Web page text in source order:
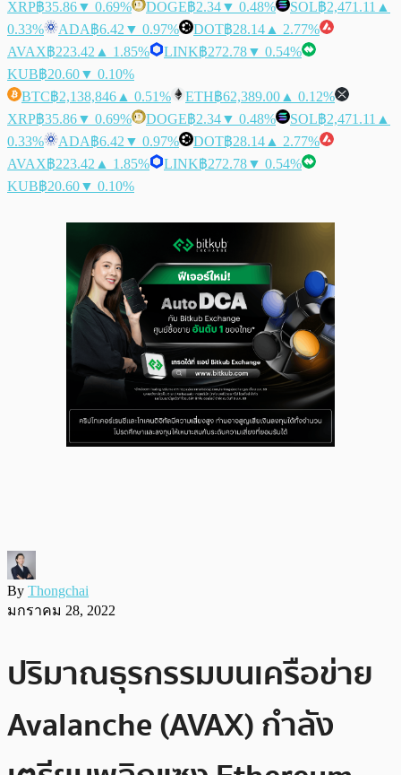
XRP฿35.86▼ 0.69% DOGE฿2.34▼ 0.48% SOL฿2,471.11 ▲
0.33%
ADA฿6.42 ▼ 0.97% DOT฿28.14 ▲ 2.77%
AVAX฿223.42 ▲ 1.85% LINK฿272.78▼ 0.54%
KUB฿20.60▼ 0.10%
BTC฿2,138,846 ▲ 0.51% ETH฿62,389.00 ▲ 0.12%
XRP฿35.86▼ 0.69% DOGE฿2.34▼ 0.48% SOL฿2,471.11 ▲
0.33%
ADA฿6.42 ▼ 0.97% DOT฿28.14 ▲ 2.77%
AVAX฿223.42 ▲ 1.85% LINK฿272.78▼ 0.54%
KUB฿20.60▼ 0.10%
By Thongchai
มกราคม 28, 2022
ปริมาณธุรกรรมบนเครือข่าย
Avalanche (AVAX) กำลัง